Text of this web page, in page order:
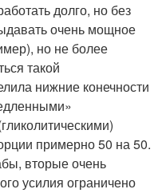
долго, но без
очень мощное
но не более
такой
нижние конечности
примерно 50 на 50.
вторые очень
усилия ограничено